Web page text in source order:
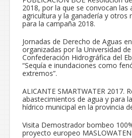
2018, por la que se convocan las
agricultura y la ganadería y otros
para la campaña 2018.
Jornadas de Derecho de Aguas
organizadas por la Universidad
Confederación Hidrográfica del
“Sequía e inundaciones como
extremos”.
ALICANTE SMARTWATER 2017.
abastecimientos de agua y para
hídrico municipal en la provincia
Visita Demostrador bombeo
proyecto europeo